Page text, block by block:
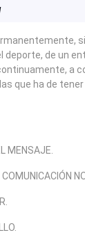
deporte, de un
a
que ha de
MENSAJE.